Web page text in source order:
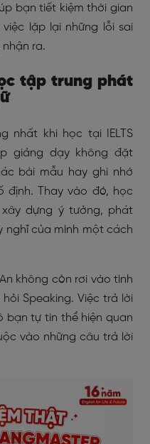
bạn tiết kiệm thời gian
lặp lại những lỗi sai
ra.
tập trung phát
nhất khi học tại IELTS
giảng dạy không đặt
bài mẫu hay ghi nhớ
định. Thay vào đó, học
dựng ý tưởng, phát
nghĩ của mình một cách
không còn rơi vào tình
Speaking. Việc trả lời
bạn tự tin thể hiện quan
vào những câu trả lời